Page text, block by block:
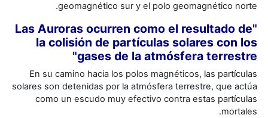
geomagnético sur y el polo geomagnético norte.
"Las Auroras ocurren como el resultado de
la colisión de partículas solares con los
gases de la atmósfera terrestre"
En su camino hacia los polos magnéticos, las partículas
solares son detenidas por la atmósfera terrestre, que actúa
como un escudo muy efectivo contra estas partículas
mortales.